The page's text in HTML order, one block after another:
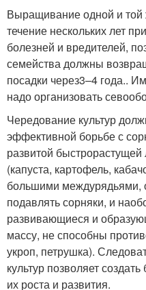
Выращивание одной и той
течение нескольких лет
болезней и вредителей,
семейства должны
посадки через3–4 года..
надо организовать
Чередование культур
эффективной борьбе с
развитой
(капуста, картофель,
большими междурядьями,
подавлять сорняки, и
развивающиеся и
массу, не способны
укроп, петрушка).
культур позволяет
их роста и развития.